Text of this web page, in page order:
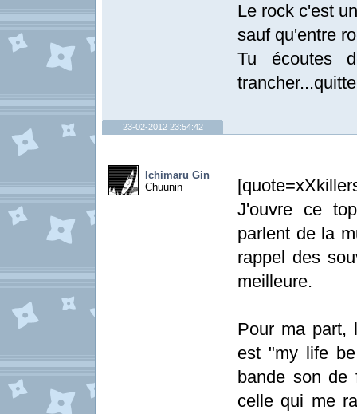
Le rock c'est
sauf qu'entre
Tu écoutes
23-02-2012 23:54:42
Ichimaru Gin
Chuunin
J'ouvre ce
parlent de la
rappel des
meilleure.
Pour ma part,
est "my life
bande son
celle qui me